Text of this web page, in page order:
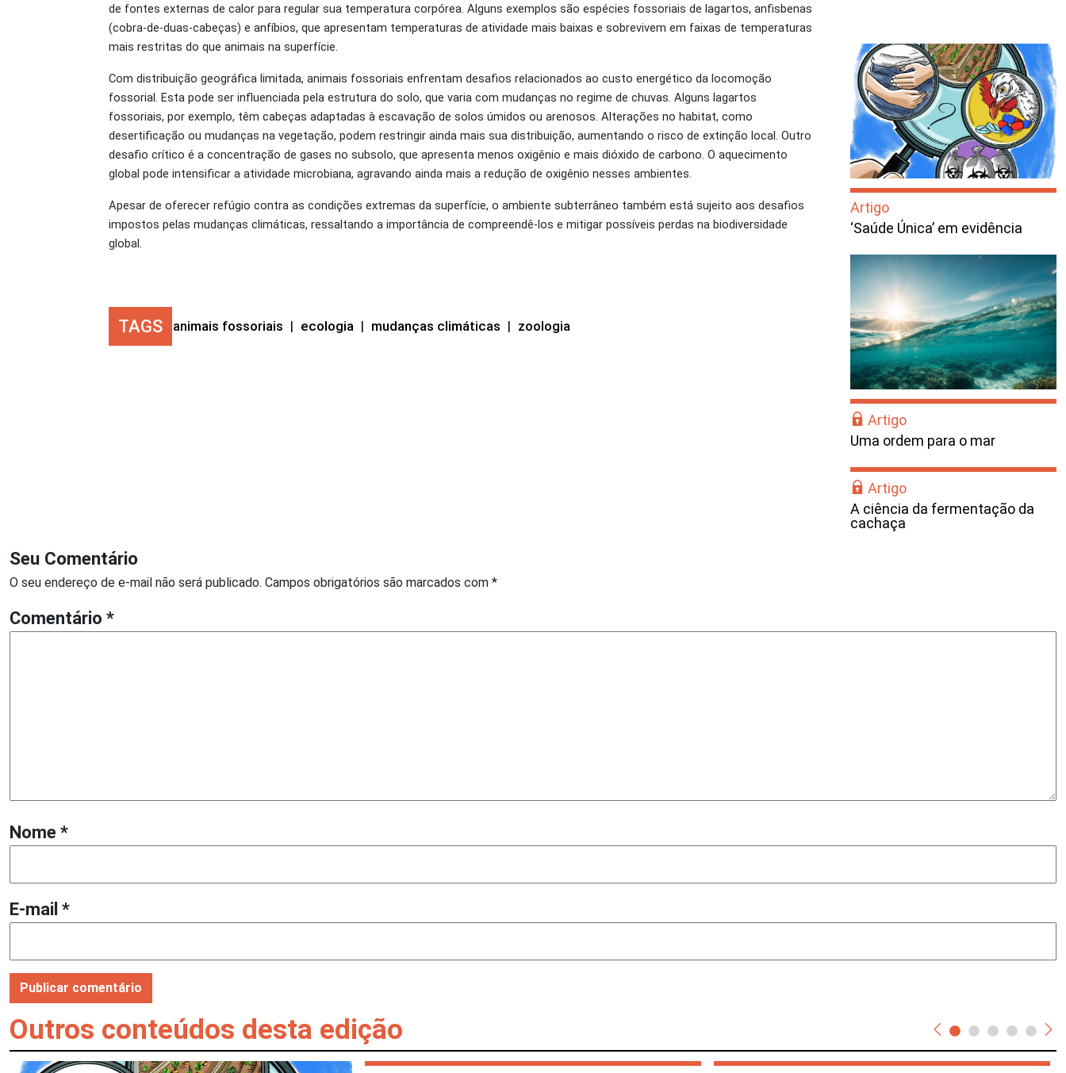
de fontes externas de calor para regular sua temperatura corpórea. Alguns exemplos são espécies fossoriais de lagartos, anfisbenas
(cobra-de-duas-cabeças) e anfíbios, que apresentam temperaturas de atividade mais baixas e sobrevivem em faixas de temperaturas
mais restritas do que animais na superfície.
Com distribuição geográfica limitada, animais fossoriais enfrentam desafios relacionados ao custo energético da locomoção
fossorial. Esta pode ser influenciada pela estrutura do solo, que varia com mudanças no regime de chuvas. Alguns lagartos
fossoriais, por exemplo, têm cabeças adaptadas à escavação de solos úmidos ou arenosos. Alterações no habitat, como
desertificação ou mudanças na vegetação, podem restringir ainda mais sua distribuição, aumentando o risco de extinção local. Outro
desafio crítico é a concentração de gases no subsolo, que apresenta menos oxigênio e mais dióxido de carbono. O aquecimento
global pode intensificar a atividade microbiana, agravando ainda mais a redução de oxigênio nesses ambientes.
Apesar de oferecer refúgio contra as condições extremas da superfície, o ambiente subterrâneo também está sujeito aos desafios
impostos pelas mudanças climáticas, ressaltando a importância de compreendê-los e mitigar possíveis perdas na biodiversidade
global.
TAGS animais fossoriais | ecologia | mudanças climáticas | zoologia
Artigo
‘Saúde Única’ em evidência
Artigo
Uma ordem para o mar
Artigo
A ciência da fermentação da
cachaça
Seu Comentário
O seu endereço de e-mail não será publicado. Campos obrigatórios são marcados com *
Comentário *
Nome *
E-mail *
Outros conteúdos desta edição